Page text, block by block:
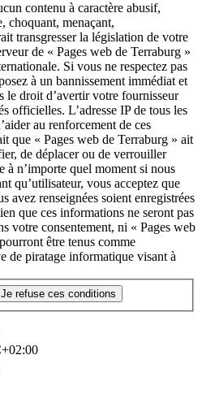
contenu à caractère abusif,
choquant, menaçant,
transgresser la législation de votre
de « Pages web de Terraburg »
Si vous ne respectez pas
à un bannissement immédiat et
le droit d’avertir votre fournisseur
officielles. L’adresse IP de tous les
au renforcement de ces
que « Pages web de Terraburg » ait
de déplacer ou de verrouiller
à n’importe quel moment si nous
qu’utilisateur, vous acceptez que
avez renseignées soient enregistrées
que ces informations ne seront pas
votre consentement, ni « Pages web
être tenus comme
de piratage informatique visant à